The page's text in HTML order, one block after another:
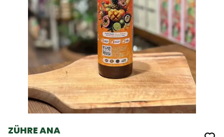
ZÜHRE ANA